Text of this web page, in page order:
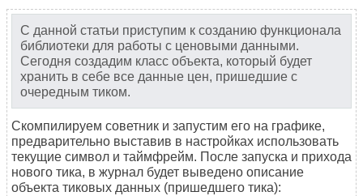
С данной статьи приступим к созданию функционала
библиотеки для работы с ценовыми данными.
Сегодня создадим класс объекта, который будет
хранить в себе все данные цен, пришедшие с
очередным тиком.
Скомпилируем советник и запустим его на графике,
предварительно выставив в настройках использовать
текущие символ и таймфрейм. После запуска и прихода
нового тика, в журнал будет выведено описание
объекта тиковых данных (пришедшего тика):